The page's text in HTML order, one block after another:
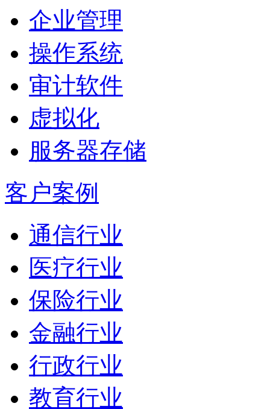
企业管理
操作系统
审计软件
虚拟化
服务器存储
客户案例
通信行业
医疗行业
保险行业
金融行业
行政行业
教育行业